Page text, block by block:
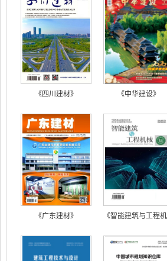
《四川建材》 《中华建设》
《广东建材》